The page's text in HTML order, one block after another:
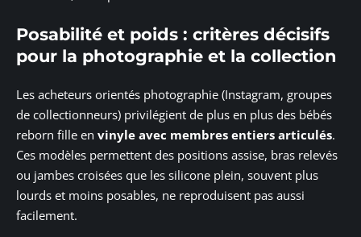
Posabilité et poids : critères décisifs
pour la photographie et la collection
Les acheteurs orientés photographie (Instagram, groupes
de collectionneurs) privilégient de plus en plus des bébés
reborn fille en vinyle avec membres entiers articulés.
Ces modèles permettent des positions assise, bras relevés
ou jambes croisées que les silicone plein, souvent plus
lourds et moins posables, ne reproduisent pas aussi
facilement.